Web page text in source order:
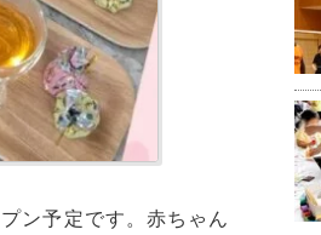
ン予定です。赤ちゃん